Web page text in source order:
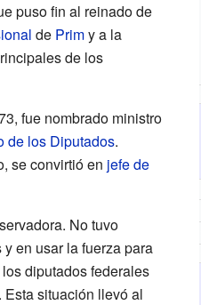
puso fin al reinado de
de Primy a la
de los
fue nombrado ministro
de los Diputados.
se convirtió en jefe de
No tuvo
en usar la fuerza para
diputados federales
situación llevó al